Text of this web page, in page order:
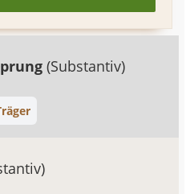
(Substantiv)